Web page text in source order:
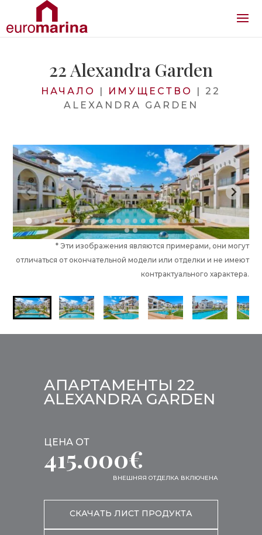
22 Alexandra Garden
НАЧАЛО | ИМУЩЕСТВО | 22
ALEXANDRA GARDEN
* Эти изображения являются примерами, они могут
отличаться от окончательной модели или отделки и не имеют
контрактуального характера.
АПАРТАМЕНТЫ 22
ALEXANDRA GARDEN
ЦЕНА ОТ
415.000€
ВНЕШНЯЯ ОТДЕЛКА ВКЛЮЧЕНА
СКАЧАТЬ ЛИСТ ПРОДУКТА